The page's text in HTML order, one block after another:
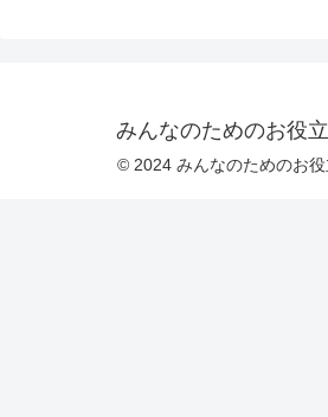
みんなのためのお役
© 2024 みんなのためのお役